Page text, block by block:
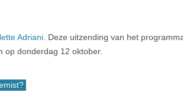
Adriani . Deze uitzending van het
op donderdag 12 oktober.